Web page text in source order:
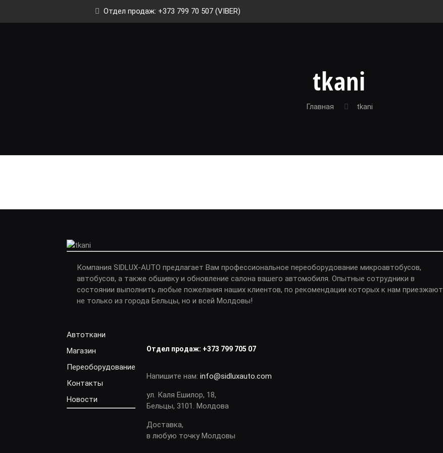
Отдел продаж: +373 799 70 507 (VIBER)
tkani
Главная tkani
Компания SIDLUX-AUTO предлагает Вам профессиональное переоборудование микроавтобусов,
автобусов, а также обшивку и обновление салона вашего автомобиля. Опытные сотрудники в
состоянии выполнить любые пожелания наших клиентов, по рекомендации которых к нам приезжают
не только из города Бельцы, но и всей Молдовы!
Автоткани
Магазин
Переоборудование
Контакты
Новости
Отдел продаж: +373 799 705 07
Напишите нам:info@sidluxauto.com
ул. Каля Ешилор, 18,
Бельцы, 3101. Молдова
Доставка,
в любую точку Молдовы